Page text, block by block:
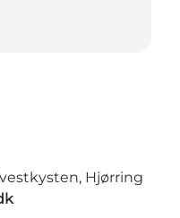
Hjørring